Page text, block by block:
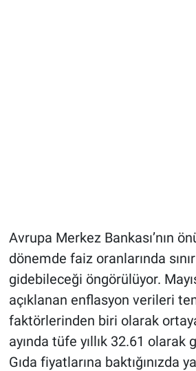
Avrupa Merkez Bankası’nın
dönemde faiz oranlarında
gidebileceği öngörülüyor.
açıklanan enflasyon verileri
faktörlerinden biri olarak ortaya
ayında tüfe yıllık 32.61
Gıda fiyatlarına baktığınızda